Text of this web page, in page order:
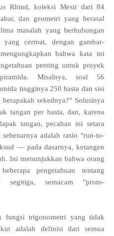
Rhind, koleksi Mesir dari 84
dan geometri yang berasal
masalah yang berhubungan
cermat, dengan gambar-
bahwa kata ini
penting untuk proyek
Misalnya, soal 56
tingginya 250 hasta dan sisi
sekednya?” Solusinya
tangan per hasta, dan, karena
tangan, pecahan ini setara
adalah rasio "run-to-
— pada dasarnya, kotangen
Ini menunjukkan bahwa orang
pengetahuan tentang
segitiga, semacam "proto-
fungsi trigonometri yang tidak
adalah definisi dari semua